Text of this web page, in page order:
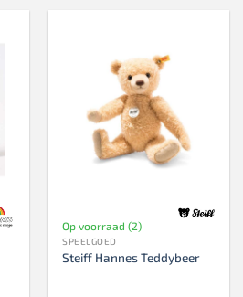
Op voorraad (2)
SPEELGOED
Steiff Hannes Teddybeer